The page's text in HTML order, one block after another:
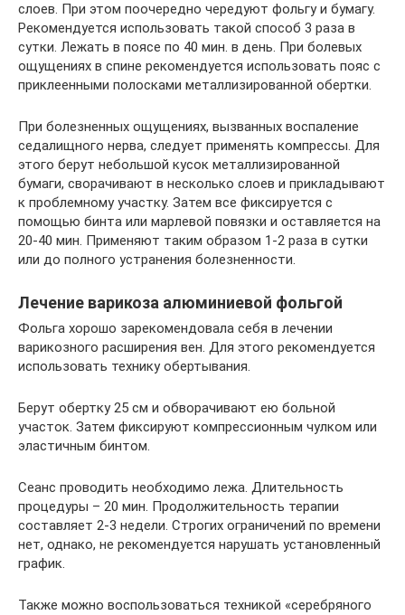
слоев. При этом поочередно чередуют фольгу и бумагу.
Рекомендуется использовать такой способ 3 раза в
сутки. Лежать в поясе по 40 мин. в день. При болевых
ощущениях в спине рекомендуется использовать пояс с
приклеенными полосками металлизированной обертки.
При болезненных ощущениях, вызванных воспаление
седалищного нерва, следует применять компрессы. Для
этого берут небольшой кусок металлизированной
бумаги, сворачивают в несколько слоев и прикладывают
к проблемному участку. Затем все фиксируется с
помощью бинта или марлевой повязки и оставляется на
20-40 мин. Применяют таким образом 1-2 раза в сутки
или до полного устранения болезненности.
Лечение варикоза алюминиевой фольгой
Фольга хорошо зарекомендовала себя в лечении
варикозного расширения вен. Для этого рекомендуется
использовать технику обертывания.
Берут обертку 25 см и обворачивают ею больной
участок. Затем фиксируют компрессионным чулком или
эластичным бинтом.
Сеанс проводить необходимо лежа. Длительность
процедуры – 20 мин. Продолжительность терапии
составляет 2-3 недели. Строгих ограничений по времени
нет, однако, не рекомендуется нарушать установленный
график.
Также можно воспользоваться техникой «серебряного